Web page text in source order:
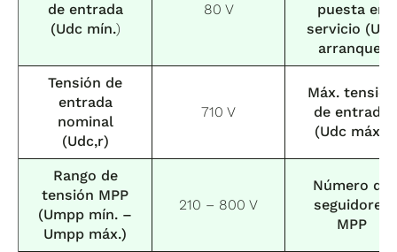
de entrada
(Udc mín.)
80 V
puesta en
servicio (Udc
arranque)
Tensión de
entrada
nominal
(Udc,r)
710 V
Máx. tensión
de entrada
(Udc máx.)
Rango de
tensión MPP
(Umpp mín. –
Umpp máx.)
210 – 800 V
Número de
seguidores
MPP